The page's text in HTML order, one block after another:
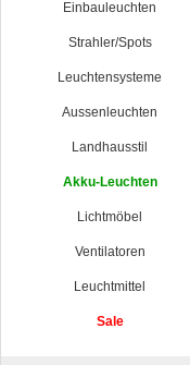
Einbauleuchten
Strahler/Spots
Leuchtensysteme
Aussenleuchten
Landhausstil
Akku-Leuchten
Lichtmöbel
Ventilatoren
Leuchtmittel
Sale